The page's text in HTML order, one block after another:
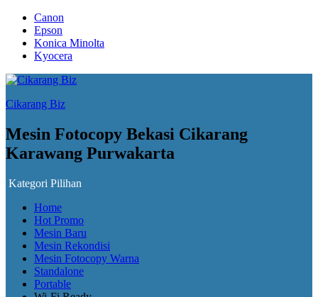
Canon
Epson
Konica Minolta
Kyocera
Cikarang Biz
Mesin Fotocopy Bekasi Cikarang
Karawang Purwakarta
Kategori Pilihan
Home
Hot Promo
Mesin Baru
Mesin Rekondisi
Mesin Fotocopy Warna
Standalone
Portable